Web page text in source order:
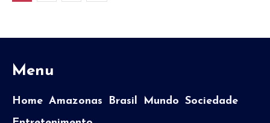
Menu
Home Amazonas Brasil Mundo Sociedade